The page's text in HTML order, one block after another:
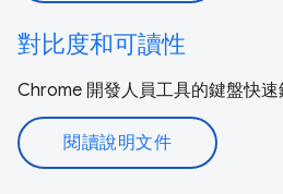
對比度和可讀性
Chrome 開發人員工具的鍵盤快速
閱讀說明文件